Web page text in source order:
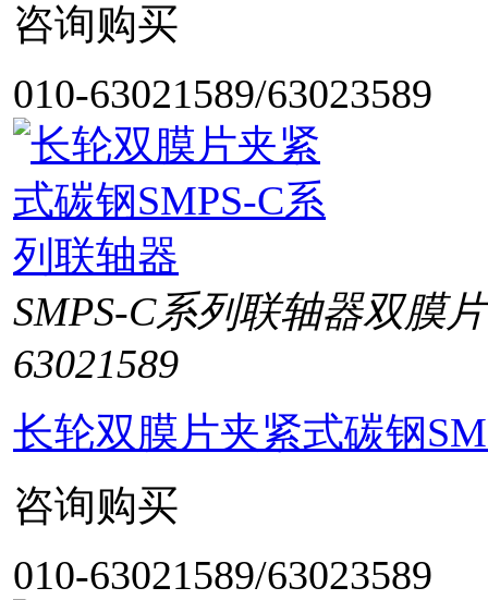
咨询购买
010-63021589/63023589
SMPS-C系列联轴器双膜
63021589
长轮双膜片夹紧式碳钢
咨询购买
010-63021589/63023589